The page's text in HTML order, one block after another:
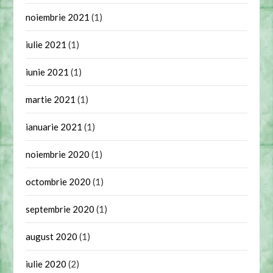
noiembrie 2021 (1)
iulie 2021 (1)
iunie 2021 (1)
martie 2021 (1)
ianuarie 2021 (1)
noiembrie 2020 (1)
octombrie 2020 (1)
septembrie 2020 (1)
august 2020 (1)
iulie 2020 (2)